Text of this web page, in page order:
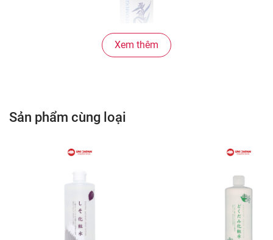
• Cải thiện làn da khô ráp, khắc phục tình trạng da
• Có tia xịt dạng phun sương siêu nhỏ, giúp tạo độ
ẩm ngay tức thì cho làn da
Xem thêm
Sản phẩm cùng loại